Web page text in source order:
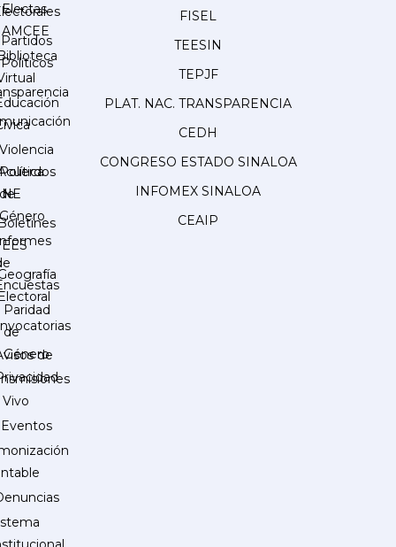
Partidos
Políticos
de
Electas
AMCEE
Violencia
Política
de
Género
Paridad
de
Género
Eventos
FISEL
TEESIN
TEPJF
PLAT. NAC. TRANSPARENCIA
CEDH
CONGRESO ESTADO SINALOA
INFOMEX SINALOA
CEAIP